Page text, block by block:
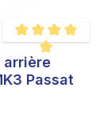
Note moyenne de
arrière
Passat